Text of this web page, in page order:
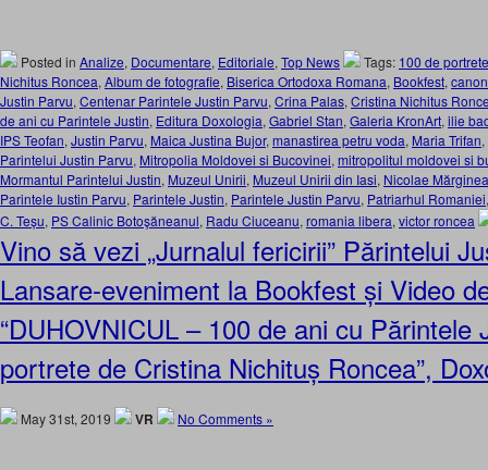
Posted in Analize, Documentare, Editoriale, Top News Tags: 100 de portrete
Nichitus Roncea, Album de fotografie, Biserica Ortodoxa Romana, Bookfest,
Justin Parvu, Centenar Parintele Justin Parvu, Crina Palas, Cristina Nichitus
de ani cu Parintele Justin, Editura Doxologia, Gabriel Stan, Galeria KronArt, ilie
IPS Teofan, Justin Parvu, Maica Justina Bujor, manastirea petru voda, Maria Trifan,
Parintelui Justin Parvu, Mitropolia Moldovei si Bucovinei, mitropolitul moldovei si
Mormantul Parintelui Justin, Muzeul Unirii, Muzeul Unirii din Iasi, Nicolae
Parintele Iustin Parvu, Parintele Justin, Parintele Justin Parvu, Patriarhul Romaniei
C. Teșu, PS Calinic Botoşăneanul, Radu Ciuceanu, romania libera, victor roncea
Vino să vezi „Jurnalul fericirii” Părintelui
Lansare-eveniment la Bookfest și Video
“DUHOVNICUL – 100 de ani cu Părintele
portrete de Cristina Nichituș Roncea”,
May 31st, 2019 VR No Comments »